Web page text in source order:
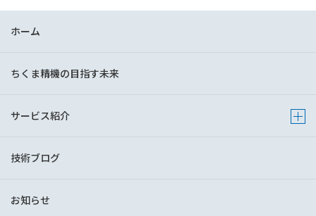
ホーム
ちくま精機の目指す未来
サービス紹介 Show
技術ブログ
お知らせ